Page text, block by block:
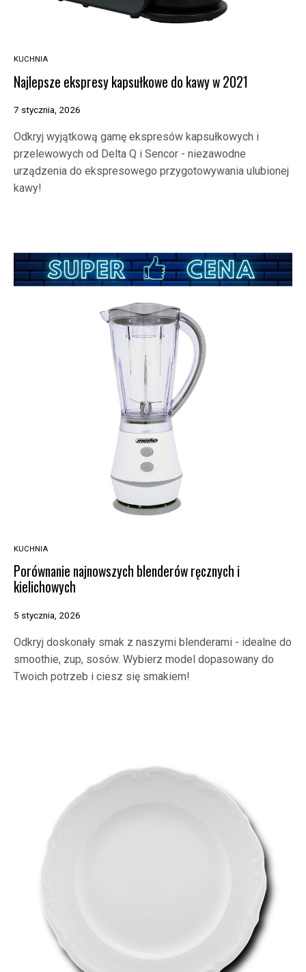
KUCHNIA
Najlepsze ekspresy kapsułkowe do kawy w 2021
7 stycznia, 2026
Odkryj wyjątkową gamę ekspresów kapsułkowych i
przelewowych od Delta Q i Sencor - niezawodne
urządzenia do ekspresowego przygotowywania ulubionej
kawy!
KUCHNIA
Porównanie najnowszych blenderów ręcznych i
kielichowych
5 stycznia, 2026
Odkryj doskonały smak z naszymi blenderami - idealne do
smoothie, zup, sosów. Wybierz model dopasowany do
Twoich potrzeb i ciesz się smakiem!